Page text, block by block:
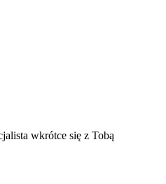
wkrótce się z Tobą